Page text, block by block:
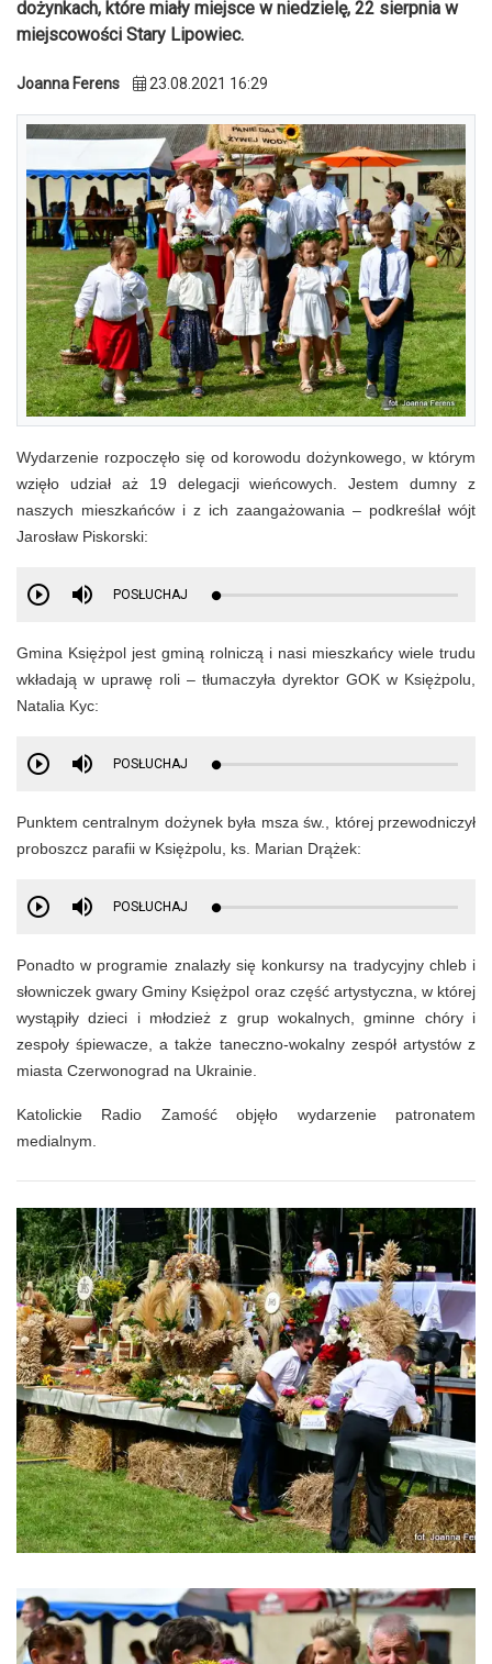
dożynkach, które miały miejsce w niedzielę, 22 sierpnia w
miejscowości Stary Lipowiec.
Joanna Ferens 23.08.2021 16:29
Wydarzenie rozpoczęło się od korowodu dożynkowego, w którym
wzięło udział aż 19 delegacji wieńcowych. Jestem dumny z
naszych mieszkańców i z ich zaangażowania – podkreślał wójt
Jarosław Piskorski:
POSŁUCHAJ
Gmina Księżpol jest gminą rolniczą i nasi mieszkańcy wiele trudu
wkładają w uprawę roli – tłumaczyła dyrektor GOK w Księżpolu,
Natalia Kyc:
POSŁUCHAJ
Punktem centralnym dożynek była msza św., której przewodniczył
proboszcz parafii w Księżpolu, ks. Marian Drążek:
POSŁUCHAJ
Ponadto w programie znalazły się konkursy na tradycyjny chleb i
słowniczek gwary Gminy Księżpol oraz część artystyczna, w której
wystąpiły dzieci i młodzież z grup wokalnych, gminne chóry i
zespoły śpiewacze, a także taneczno-wokalny zespół artystów z
miasta Czerwonograd na Ukrainie.
Katolickie Radio Zamość objęło wydarzenie patronatem
medialnym.